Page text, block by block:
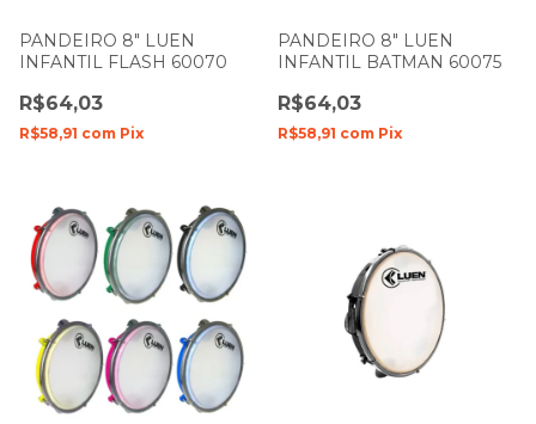
PANDEIRO 8" LUEN
INFANTIL FLASH 60070
R$64,03
R$58,91 com Pix
PANDEIRO 8" LUEN
INFANTIL BATMAN 60075
R$64,03
R$58,91 com Pix